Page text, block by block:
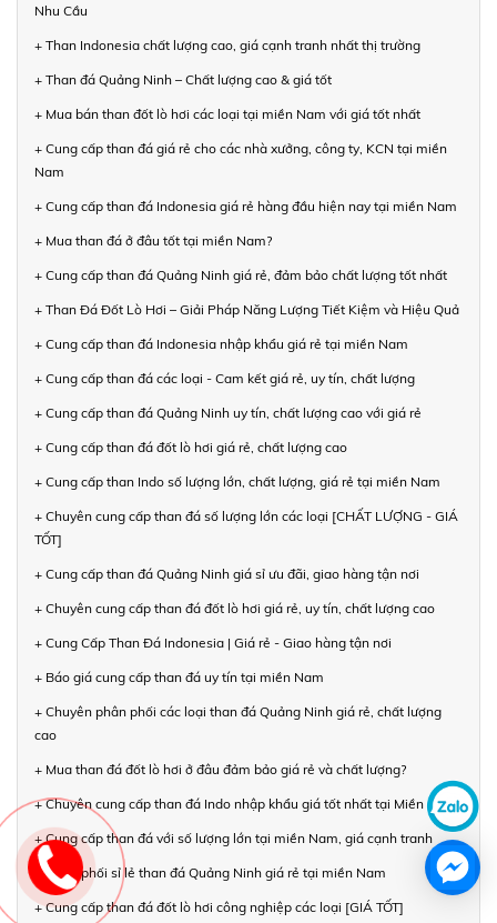
Nhu Cầu
+ Than Indonesia chất lượng cao, giá cạnh tranh nhất thị trường
+ Than đá Quảng Ninh – Chất lượng cao & giá tốt
+ Mua bán than đốt lò hơi các loại tại miền Nam với giá tốt nhất
+ Cung cấp than đá giá rẻ cho các nhà xưởng, công ty, KCN tại miền
Nam
+ Cung cấp than đá Indonesia giá rẻ hàng đầu hiện nay tại miền Nam
+ Mua than đá ở đâu tốt tại miền Nam?
+ Cung cấp than đá Quảng Ninh giá rẻ, đảm bảo chất lượng tốt nhất
+ Than Đá Đốt Lò Hơi – Giải Pháp Năng Lượng Tiết Kiệm và Hiệu Quả
+ Cung cấp than đá Indonesia nhập khẩu giá rẻ tại miền Nam
+ Cung cấp than đá các loại - Cam kết giá rẻ, uy tín, chất lượng
+ Cung cấp than đá Quảng Ninh uy tín, chất lượng cao với giá rẻ
+ Cung cấp than đá đốt lò hơi giá rẻ, chất lượng cao
+ Cung cấp than Indo số lượng lớn, chất lượng, giá rẻ tại miền Nam
+ Chuyên cung cấp than đá số lượng lớn các loại [CHẤT LƯỢNG - GIÁ
TỐT]
+ Cung cấp than đá Quảng Ninh giá sỉ ưu đãi, giao hàng tận nơi
+ Chuyên cung cấp than đá đốt lò hơi giá rẻ, uy tín, chất lượng cao
+ Cung Cấp Than Đá Indonesia | Giá rẻ - Giao hàng tận nơi
+ Báo giá cung cấp than đá uy tín tại miền Nam
+ Chuyên phân phối các loại than đá Quảng Ninh giá rẻ, chất lượng
cao
+ Mua than đá đốt lò hơi ở đâu đảm bảo giá rẻ và chất lượng?
+ Chuyên cung cấp than đá Indo nhập khẩu giá tốt nhất tại Miền Nam
+ Cung cấp than đá với số lượng lớn tại miền Nam, giá cạnh tranh
+ Phân phối sỉ lẻ than đá Quảng Ninh giá rẻ tại miền Nam
+ Cung cấp than đá đốt lò hơi công nghiệp các loại [GIÁ TỐT]